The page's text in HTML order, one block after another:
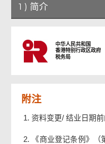
1 ) 简介
签署人资料
中华人民共和国
香港特别行政区政府
税务局
附注
资料变更/ 结业日期前
《商业登记条例》